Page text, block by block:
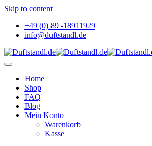
Skip to content
+49 (0) 89 -18911929
info@duftstandl.de
Home
Shop
FAQ
Blog
Mein Konto
Warenkorb
Kasse